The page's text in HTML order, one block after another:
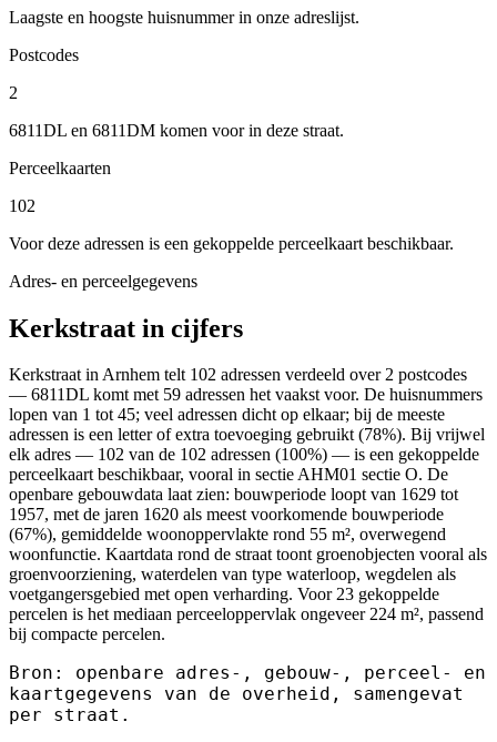
Laagste en hoogste huisnummer in onze adreslijst.
Postcodes
2
6811DL en 6811DM komen voor in deze straat.
Perceelkaarten
102
Voor deze adressen is een gekoppelde perceelkaart beschikbaar.
Adres- en perceelgegevens
Kerkstraat in cijfers
Kerkstraat in Arnhem telt 102 adressen verdeeld over 2 postcodes
— 6811DL komt met 59 adressen het vaakst voor. De huisnummers
lopen van 1 tot 45; veel adressen dicht op elkaar; bij de meeste
adressen is een letter of extra toevoeging gebruikt (78%). Bij vrijwel
elk adres — 102 van de 102 adressen (100%) — is een gekoppelde
perceelkaart beschikbaar, vooral in sectie AHM01 sectie O. De
openbare gebouwdata laat zien: bouwperiode loopt van 1629 tot
1957, met de jaren 1620 als meest voorkomende bouwperiode
(67%), gemiddelde woonoppervlakte rond 55 m², overwegend
woonfunctie. Kaartdata rond de straat toont groenobjecten vooral als
groenvoorziening, waterdelen van type waterloop, wegdelen als
voetgangersgebied met open verharding. Voor 23 gekoppelde
percelen is het mediaan perceeloppervlak ongeveer 224 m², passend
bij compacte percelen.
Bron: openbare adres-, gebouw-, perceel- en
kaartgegevens van de overheid, samengevat
per straat.